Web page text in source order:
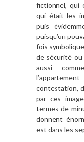
fictionnel, qui
qui était les
puis
puisqu’on
fois
de sécurité ou
aussi
contestation,
par ces
termes de
donnent
est dans les